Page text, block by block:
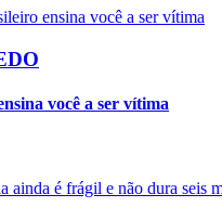
você a ser vítima